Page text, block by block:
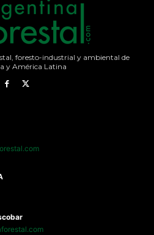
foresto-industrial y ambiental de
y América Latina